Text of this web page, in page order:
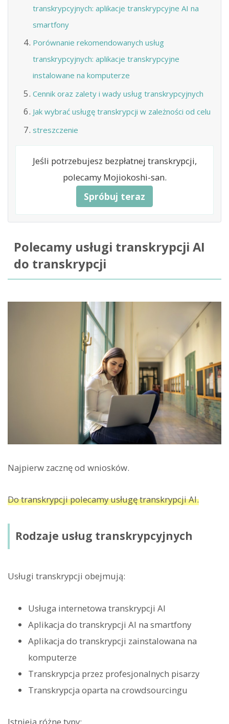
transkrypcyjnych: aplikacje transkrypcyjne AI na
smartfony
Porównanie rekomendowanych usług
transkrypcyjnych: aplikacje transkrypcyjne
instalowane na komputerze
Cennik oraz zalety i wady usług transkrypcyjnych
Jak wybrać usługę transkrypcji w zależności od celu
streszczenie
Jeśli potrzebujesz bezpłatnej transkrypcji,
polecamy Mojiokoshi-san.
Spróbuj teraz
Polecamy usługi transkrypcji AI
do transkrypcji
Najpierw zacznę od wniosków.
Do transkrypcji polecamy usługę transkrypcji AI.
Rodzaje usług transkrypcyjnych
Usługi transkrypcji obejmują:
Usługa internetowa transkrypcji AI
Aplikacja do transkrypcji AI na smartfony
Aplikacja do transkrypcji zainstalowana na
komputerze
Transkrypcja przez profesjonalnych pisarzy
Transkrypcja oparta na crowdsourcingu